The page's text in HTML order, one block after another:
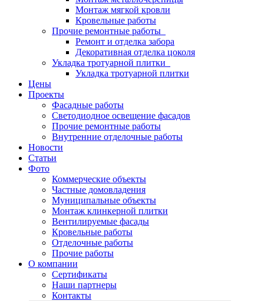
Монтаж мягкой кровли
Кровельные работы
Прочие ремонтные работы
Ремонт и отделка забора
Декоративная отделка цоколя
Укладка тротуарной плитки
Укладка тротуарной плитки
Цены
Проекты
Фасадные работы
Светодиодное освещение фасадов
Прочие ремонтные работы
Внутренние отделочные работы
Новости
Статьи
Фото
Коммерческие объекты
Частные домовладения
Муниципальные объекты
Монтаж клинкерной плитки
Вентилируемые фасады
Кровельные работы
Отделочные работы
Прочие работы
О компании
Сертификаты
Наши партнеры
Контакты